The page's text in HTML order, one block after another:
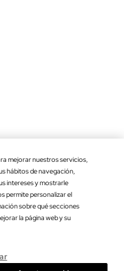
Total
Añadir al carrito
Todos los derechos
mejorar nuestros servicios,
hábitos de navegación,
intereses y mostrarle
permite personalizar el
sobre qué secciones
la página web y su